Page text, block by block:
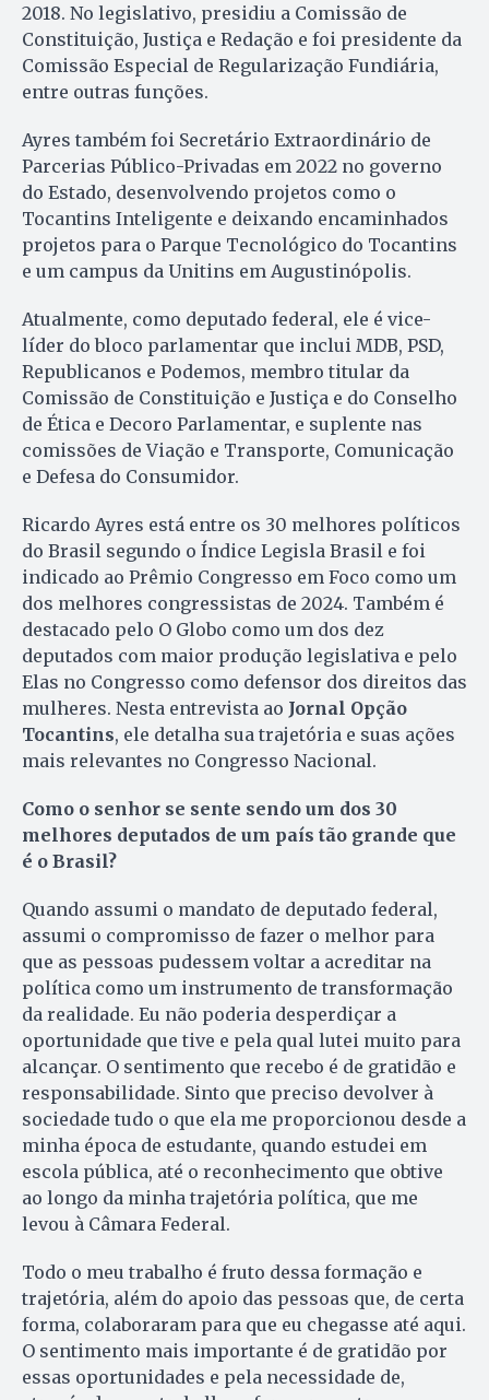
2018. No legislativo, presidiu a Comissão de
Constituição, Justiça e Redação e foi presidente da
Comissão Especial de Regularização Fundiária,
entre outras funções.
Ayres também foi Secretário Extraordinário de
Parcerias Público-Privadas em 2022 no governo
do Estado, desenvolvendo projetos como o
Tocantins Inteligente e deixando encaminhados
projetos para o Parque Tecnológico do Tocantins
e um campus da Unitins em Augustinópolis.
Atualmente, como deputado federal, ele é vice-
líder do bloco parlamentar que inclui MDB, PSD,
Republicanos e Podemos, membro titular da
Comissão de Constituição e Justiça e do Conselho
de Ética e Decoro Parlamentar, e suplente nas
comissões de Viação e Transporte, Comunicação
e Defesa do Consumidor.
Ricardo Ayres está entre os 30 melhores políticos
do Brasil segundo o Índice Legisla Brasil e foi
indicado ao Prêmio Congresso em Foco como um
dos melhores congressistas de 2024. Também é
destacado pelo O Globo como um dos dez
deputados com maior produção legislativa e pelo
Elas no Congresso como defensor dos direitos das
mulheres. Nesta entrevista ao Jornal Opção
Tocantins, ele detalha sua trajetória e suas ações
mais relevantes no Congresso Nacional.
Como o senhor se sente sendo um dos 30
melhores deputados de um país tão grande que
é o Brasil?
Quando assumi o mandato de deputado federal,
assumi o compromisso de fazer o melhor para
que as pessoas pudessem voltar a acreditar na
política como um instrumento de transformação
da realidade. Eu não poderia desperdiçar a
oportunidade que tive e pela qual lutei muito para
alcançar. O sentimento que recebo é de gratidão e
responsabilidade. Sinto que preciso devolver à
sociedade tudo o que ela me proporcionou desde a
minha época de estudante, quando estudei em
escola pública, até o reconhecimento que obtive
ao longo da minha trajetória política, que me
levou à Câmara Federal.
Todo o meu trabalho é fruto dessa formação e
trajetória, além do apoio das pessoas que, de certa
forma, colaboraram para que eu chegasse até aqui.
O sentimento mais importante é de gratidão por
essas oportunidades e pela necessidade de,